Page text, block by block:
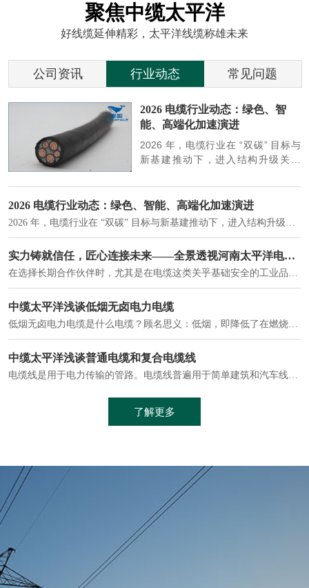
聚焦中缆太平洋
好线缆延伸精彩，太平洋线缆称雄未来
公司资讯 行业动态 常见问题
2026 电缆行业动态：绿色、智
能、高端化加速演进
2026 年，电缆行业在 “双碳” 目标与
新基建推动下，进入结构升级关键
大清晰趋势，市场格局持续优化。
2026 电缆行业动态：绿色、智能、高端化加速演进
实力铸就信任，匠心连接未来——全景透视河南太平洋电缆厂
在选择长期合作伙伴时，尤其是在电缆这类关乎基础安全的工业品上，供应商的“内在实力”远比一纸报价单更重要。今天，我们邀请您“云参观”河南太平洋电缆厂，透过每一个细节，看我们如何将“可靠”二字，铸入每一米电缆。
中缆太平洋浅谈低烟无卤电力电缆
低烟无卤电力电缆是什么电缆？顾名思义：低烟，即降低了在燃烧时有害物体的产生；卤素对于人体来说是一种有毒气体，无卤就是没有毒气体的释放，通常是针对电缆遇火灾时而言的。低烟无卤电力电缆又可以称之为环保电缆，低烟无卤电缆大多数用于医院和对环境卫生要求比较严格的地方。
中缆太平洋浅谈普通电缆和复合电缆线
电缆线是用于电力传输的管路。电缆线普遍用于简单建筑和汽车线材，作为能源输送缆线，电缆线的复杂结构勿庸置疑。根据目标功能，电缆线具有以下一些特点：建筑用和车用线材要求轻质、大批量生产、价格低廉、具有相当的电学和力学性能和长时间的耐老化性能；工业用线材必须具有符合客户要求的性能；
了解更多